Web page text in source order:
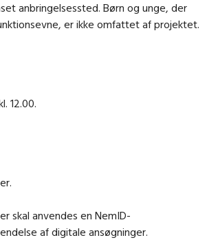
anbringelsessted. Børn og unge, der
er ikke omfattet af projektet.
12.00.
skal anvendes en NemID-
af digitale ansøgninger.